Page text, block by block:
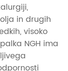
in drugih
visoko
NGH ima